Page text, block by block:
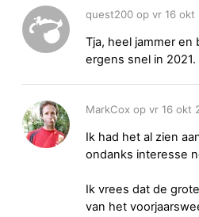
quest200 op vr 16 okt
Tja, heel jammer
ergens snel in
MarkCox op vr 16 okt
Ik had het al zien
ondanks interesse
Ik vrees dat de
van het